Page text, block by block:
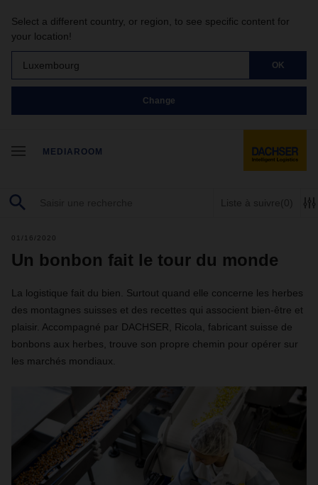
Select a different country, or region, to see specific content for
your location!
Luxembourg OK
Change
MEDIAROOM
Liste à suivre(0)
01/16/2020
Un bonbon fait le tour du monde
La logistique fait du bien. Surtout quand elle concerne les herbes
des montagnes suisses et des recettes qui associent bien-être et
plaisir. Accompagné par DACHSER, Ricola, fabricant suisse de
bonbons aux herbes, trouve son propre chemin pour opérer sur
les marchés mondiaux.